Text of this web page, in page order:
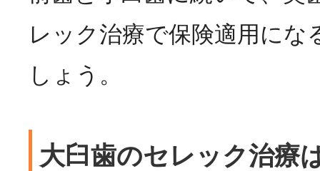
レック治療で保険適用にな
しょう。
大臼歯のセレック治療